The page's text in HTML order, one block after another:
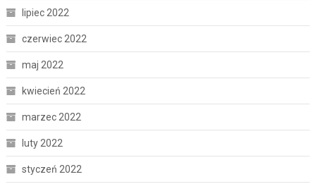
lipiec 2022
czerwiec 2022
maj 2022
kwiecień 2022
marzec 2022
luty 2022
styczeń 2022